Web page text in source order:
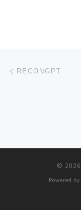
文章导航
RECONGPT
© 2026
Powered by